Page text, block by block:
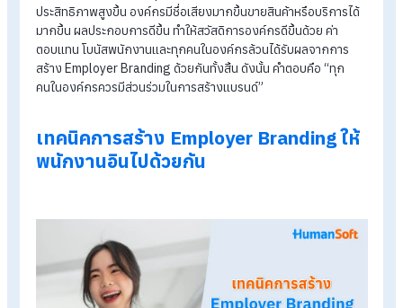
สามารถเริ่มต้นทำได้ง่าย ไม่มีต้นทุน โดยเฉพาะในยุคที่มีการสื่อ
แบบ Social Media คนในสังคมรับทราบข้อมูลผ่าน Smart
Phone หรือ Laptop เพียงปลายนิ้ว โดยไม่ต้องกังวลว่าเราเป็
องค์กรขนาดเล็ก กลาง หรือขนาดใหญ่
การสร้างจุดขาย ที่สามารถดึงดูดผู้สมัครเก่งๆ เข้ามาร่วมงานไ
จากข้อมูลLinkedIn ยังพบอีกว่า การสร้าง
Turnover Rate ได้ถึง 28% และยังสามารถประหยัดต้นทุนใน
จ้างงาน หรือ Save Cost Per Hire ได้ถึง 50% อีกด้วย
เมิ่อ HR มองเห็นแล้วว่า การสร้าง Employer Branding มีความ